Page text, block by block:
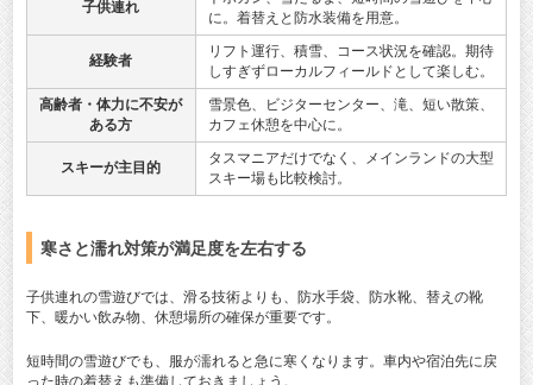
子供連れ
に。着替えと防水装備を用意。
経験者
リフト運行、積雪、コース状況を確認。期待
しすぎずローカルフィールドとして楽しむ。
高齢者・体力に不安が
ある方
雪景色、ビジターセンター、滝、短い散策、
カフェ休憩を中心に。
スキーが主目的
タスマニアだけでなく、メインランドの大型
スキー場も比較検討。
寒さと濡れ対策が満足度を左右する
子供連れの雪遊びでは、滑る技術よりも、防水手袋、防水靴、替えの靴
下、暖かい飲み物、休憩場所の確保が重要です。
短時間の雪遊びでも、服が濡れると急に寒くなります。車内や宿泊先に戻
った時の着替えも準備しておきましょう。